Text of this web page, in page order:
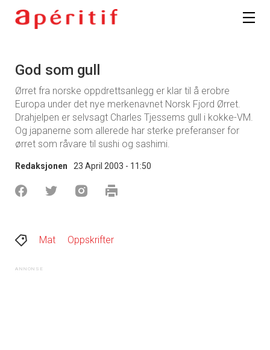
God som gull
Ørret fra norske oppdrettsanlegg er klar til å erobre
Europa under det nye merkenavnet Norsk Fjord Ørret.
Drahjelpen er selvsagt Charles Tjessems gull i kokke-VM.
Og japanerne som allerede har sterke preferanser for
ørret som råvare til sushi og sashimi.
Redaksjonen 23 April 2003 - 11:50
Mat Oppskrifter